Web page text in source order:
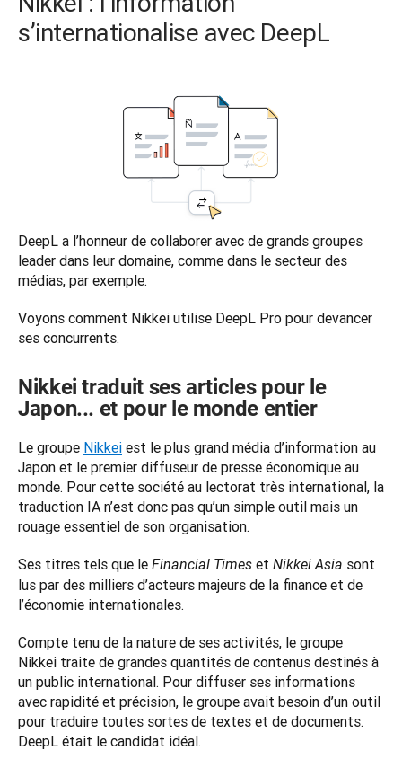
s’internationalise avec DeepL
DeepL a l’honneur de collaborer avec de grands groupes
leader dans leur domaine, comme dans le secteur des
médias, par exemple.
Voyons comment Nikkei utilise DeepL Pro pour devancer
ses concurrents.
Nikkei traduit ses articles pour le
Japon... et pour le monde entier
Le groupe Nikkei est le plus grand média d’information au
Japon et le premier diffuseur de presse économique au
monde. Pour cette société au lectorat très international, la
traduction IA n’est donc pas qu’un simple outil mais un
rouage essentiel de son organisation.
Ses titres tels que le Financial Times et Nikkei Asia sont
lus par des milliers d’acteurs majeurs de la finance et de
l’économie internationales.
Compte tenu de la nature de ses activités, le groupe
Nikkei traite de grandes quantités de contenus destinés à
un public international. Pour diffuser ses informations
avec rapidité et précision, le groupe avait besoin d’un outil
pour traduire toutes sortes de textes et de documents.
DeepL était le candidat idéal.